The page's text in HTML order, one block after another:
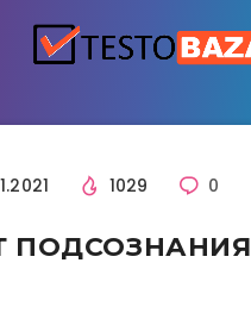
1029 0
ПОДСОЗНАНИЯ